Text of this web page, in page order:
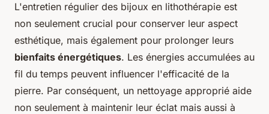
L'entretien régulier des bijoux en lithothérapie est
non seulement crucial pour conserver leur aspect
esthétique, mais également pour prolonger leurs
bienfaits énergétiques. Les énergies accumulées au
fil du temps peuvent influencer l'efficacité de la
pierre. Par conséquent, un nettoyage approprié aide
non seulement à maintenir leur éclat mais aussi à